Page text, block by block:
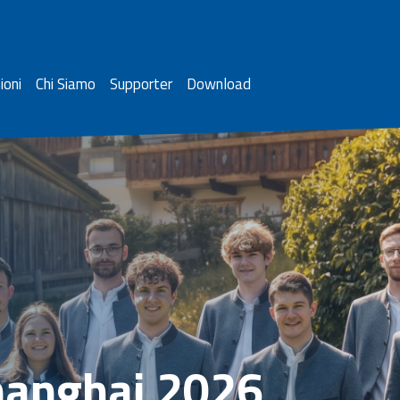
Chi Siamo Supporter Download